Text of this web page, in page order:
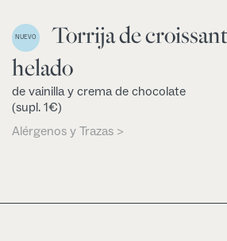
NUEVO
Torrija de
helado
de vainilla y crema de chocolate
(supl. 1€)
Alérgenos y Trazas >